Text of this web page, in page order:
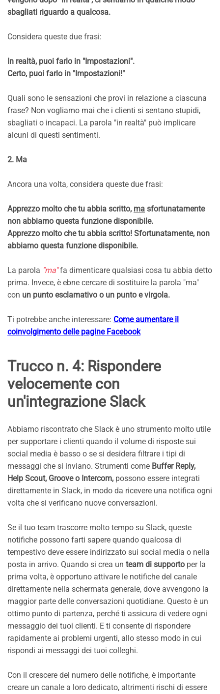
sbagliati riguardo a qualcosa.
Considera queste due frasi:
In realtà, puoi farlo in "Impostazioni".
Certo, puoi farlo in "Impostazioni!"
Quali sono le sensazioni che provi in relazione a ciascuna
frase? Non vogliamo mai che i clienti si sentano stupidi,
sbagliati o incapaci. La parola "in realtà" può implicare
alcuni di questi sentimenti.
2. Ma
Ancora una volta, considera queste due frasi:
Apprezzo molto che tu abbia scritto, ma sfortunatamente
non abbiamo questa funzione disponibile.
Apprezzo molto che tu abbia scritto! Sfortunatamente, non
abbiamo questa funzione disponibile.
La parola "ma"fa dimenticare qualsiasi cosa tu abbia detto
prima. Invece, è ebne cercare di sostituire la parola "ma"
con un punto esclamativo o un punto e virgola.
Ti potrebbe anche interessare: Come aumentare il
coinvolgimento delle pagine Facebook
Trucco n. 4: Rispondere
velocemente con
un'integrazione Slack
Abbiamo riscontrato che Slack è uno strumento molto utile
per supportare i clienti quando il volume di risposte sui
social media è basso o se si desidera filtrare i tipi di
messaggi che si inviano. Strumenti come Buffer Reply,
Help Scout, Groove o Intercom, possono essere integrati
direttamente in Slack, in modo da ricevere una notifica ogni
volta che si verificano nuove conversazioni.
Se il tuo team trascorre molto tempo su Slack, queste
notifiche possono farti sapere quando qualcosa di
tempestivo deve essere indirizzato sui social media o nella
posta in arrivo. Quando si crea un team di supporto per la
prima volta, è opportuno attivare le notifiche del canale
direttamente nella schermata generale, dove avvengono la
maggior parte delle conversazioni quotidiane. Questo è un
ottimo punto di partenza, perché ti assicura di vedere ogni
messaggio dei tuoi clienti. E ti consente di rispondere
rapidamente ai problemi urgenti, allo stesso modo in cui
rispondi ai messaggi dei tuoi colleghi.
Con il crescere del numero delle notifiche, è importante
creare un canale a loro dedicato, altrimenti rischi di essere